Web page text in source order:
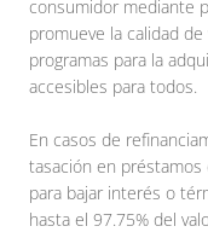
consumidor mediante
promueve la calidad
programas para la
accesibles para todos.
En casos de
tasación en
para bajar interés o
hasta el 97.75% del